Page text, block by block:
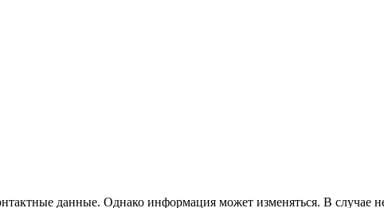
данные. Однако информация может изменяться. В случае